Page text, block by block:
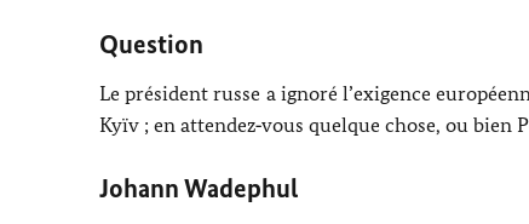
Question
Le président russe a ignoré l’exigence
Kyïv ; en attendez‑vous quelque chose, ou bien
Johann Wadephul